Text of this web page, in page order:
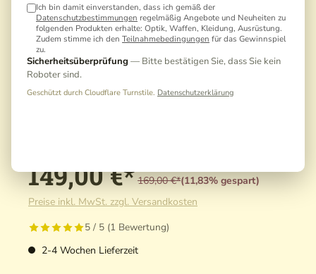
Ich bin damit einverstanden, dass ich gemäß der
Datenschutzbestimmungen regelmäßig Angebote und Neuheiten zu
folgenden Produkten erhalte: Optik, Waffen, Kleidung, Ausrüstung.
Zudem stimme ich den Teilnahmebedingungen für das Gewinnspiel
zu.
Sicherheitsüberprüfung — Bitte bestätigen Sie, dass Sie kein
Roboter sind.
Geschützt durch Cloudflare Turnstile. Datenschutzerklärung
149,00 €* 169,00 €*(11,83% gespart)
Preise inkl. MwSt. zzgl. Versandkosten
5 / 5 (1 Bewertung)
2-4 Wochen Lieferzeit